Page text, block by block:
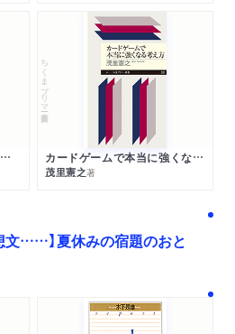
「わたし」が死ぬということの哲学
ちくまプリマー新書
カードゲームで本当に強くなる考え方
茂里憲之著
文……】夏休みの宿題のおと